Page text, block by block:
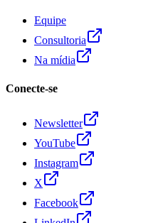
Equipe
Consultoria
Na mídia
Conecte-se
Newsletter
YouTube
Instagram
X
Facebook